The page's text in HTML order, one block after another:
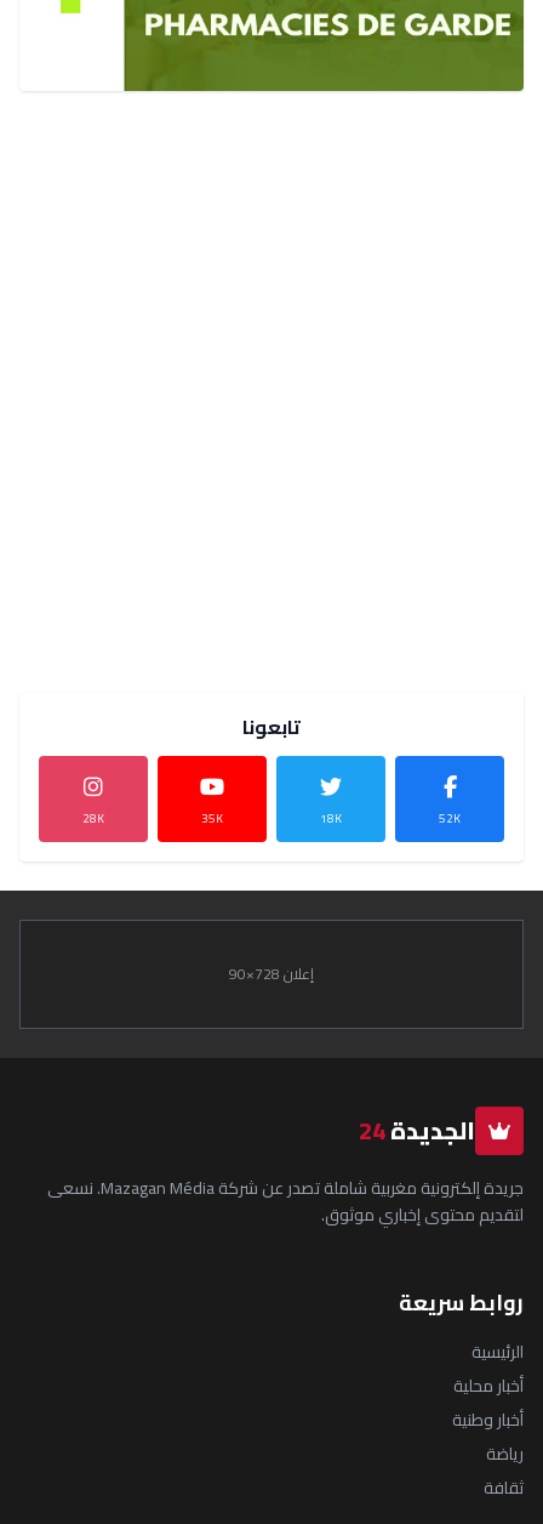
تابعونا
52K
18K
35K
28K
إعلان 728×90
الجديدة24
جريدة إلكترونية مغربية شاملة تصدر عن شركة Mazagan Média. نسعى
لتقديم محتوى إخباري موثوق.
روابط سريعة
الرئيسية
أخبار محلية
أخبار وطنية
رياضة
ثقافة